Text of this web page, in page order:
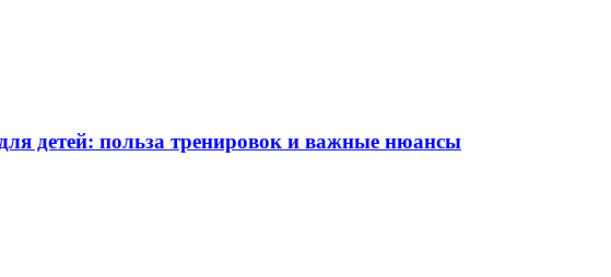
детей: польза тренировок и важные нюансы